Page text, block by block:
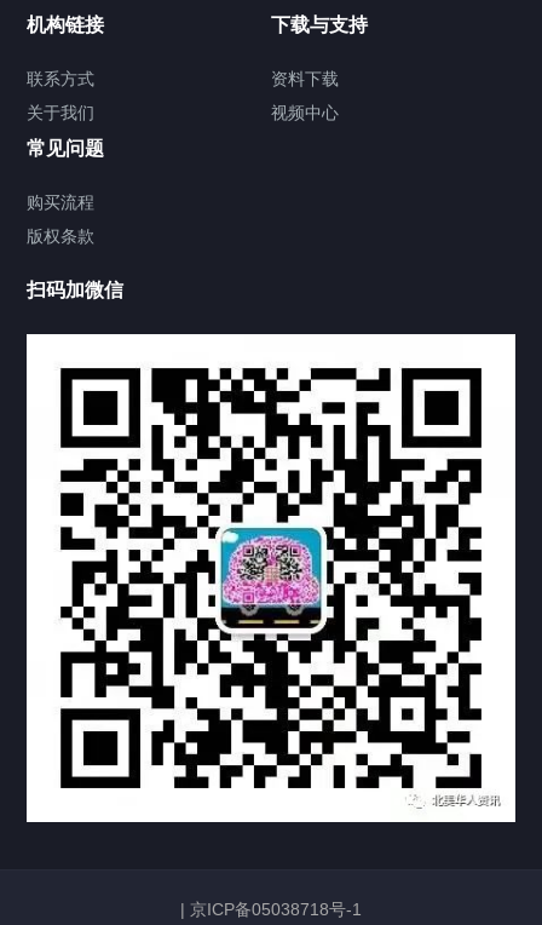
签署类文件海牙认证程序费用
视频中心
热门标签 TAG
机构链接
联系方式 关于我们
下载与支持
资料下载 视频中心
常见问题
购买流程 版权条款
机构链接
联系方式
关于我们
下载与支持
资料下载
视频中心
常见问题
购买流程
版权条款
扫码加微信
| 京ICP备05038718号-1